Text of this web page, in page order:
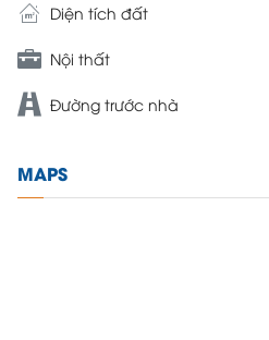
Diện tích đất
Nội thất
Đường trước nhà
MAPS